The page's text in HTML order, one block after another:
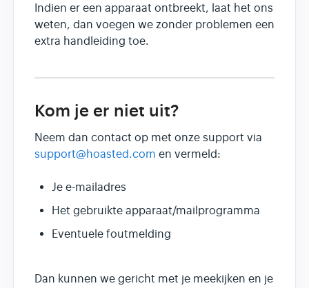
Indien er een apparaat ontbreekt, laat het ons
weten, dan voegen we zonder problemen een
extra handleiding toe.
Kom je er niet uit?
Neem dan contact op met onze support via
support@hoasted.com en vermeld:
Je e-mailadres
Het gebruikte apparaat/mailprogramma
Eventuele foutmelding
Dan kunnen we gericht met je meekijken en je